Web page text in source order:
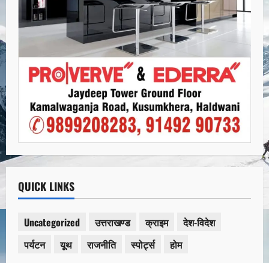
QUICK LINKS
Uncategorized उत्तराखण्ड क्राइम
देश-विदेश
पर्यटन
यूथ राजनीति स्पोर्ट्स होम